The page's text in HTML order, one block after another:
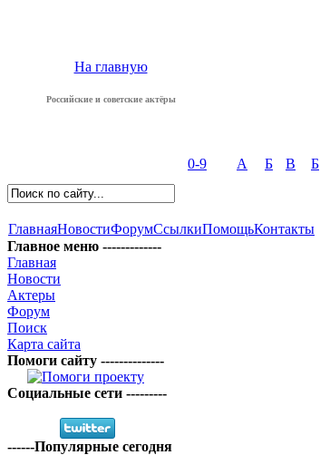
На главную
Российские и советские актёры
0-9 А Б В Б
ГлавнаяНовостиФорумСсылкиПомощьКонтакты
Главное меню -------------
Главная
Новости
Актеры
Форум
Поиск
Карта сайта
Помоги сайту --------------
Социальные сети ---------
------Популярные сегодня